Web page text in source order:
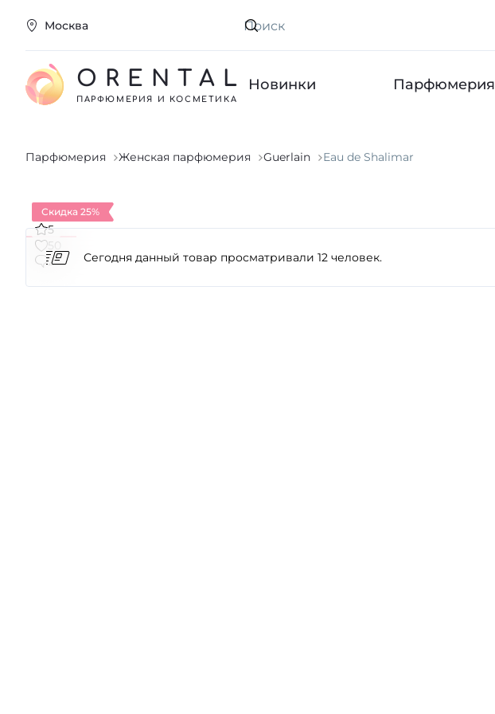
Москва Искать
ORENTAL
ПАРФЮМЕРИЯ И КОСМЕТИКА
Новинки Парфюмерия
Парфюмерия Женская парфюмерия Guerlain Eau de Shalimar
Скидка 25%
5
50
2